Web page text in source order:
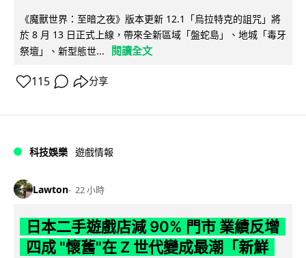
《魔獸世界：至暗之夜》版本更新 12.1「烏拉特克的詛咒」將
於 8 月 13 日正式上線，帶來全新區域「盤蛇島」、地城「毒牙
祭壇」、新型態世...
閱讀全文
115 分享
科技娛樂 遊戲情報
Lawton 22 小時
日本二手遊戲店減 90% 門市 業績反增
四成 "懷舊"在 Z 世代變成最潮「新鮮